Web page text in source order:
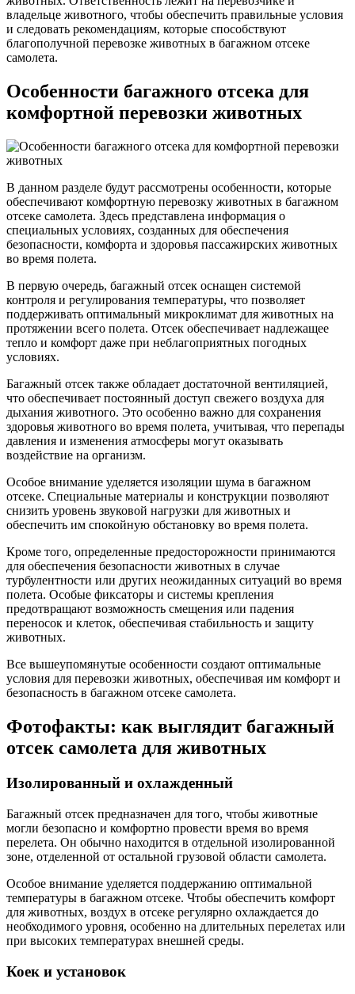
владельце животного, чтобы обеспечить правильные условия
и следовать рекомендациям, которые способствуют
благополучной перевозке животных в багажном отсеке
самолета.
Особенности багажного отсека для
комфортной перевозки животных
В данном разделе будут рассмотрены особенности, которые
обеспечивают комфортную перевозку животных в багажном
отсеке самолета. Здесь представлена информация о
специальных условиях, созданных для обеспечения
безопасности, комфорта и здоровья пассажирских животных
во время полета.
В первую очередь, багажный отсек оснащен системой
контроля и регулирования температуры, что позволяет
поддерживать оптимальный микроклимат для животных на
протяжении всего полета. Отсек обеспечивает надлежащее
тепло и комфорт даже при неблагоприятных погодных
условиях.
Багажный отсек также обладает достаточной вентиляцией,
что обеспечивает постоянный доступ свежего воздуха для
дыхания животного. Это особенно важно для сохранения
здоровья животного во время полета, учитывая, что перепады
давления и изменения атмосферы могут оказывать
воздействие на организм.
Особое внимание уделяется изоляции шума в багажном
отсеке. Специальные материалы и конструкции позволяют
снизить уровень звуковой нагрузки для животных и
обеспечить им спокойную обстановку во время полета.
Кроме того, определенные предосторожности принимаются
для обеспечения безопасности животных в случае
турбулентности или других неожиданных ситуаций во время
полета. Особые фиксаторы и системы крепления
предотвращают возможность смещения или падения
переносок и клеток, обеспечивая стабильность и защиту
животных.
Все вышеупомянутые особенности создают оптимальные
условия для перевозки животных, обеспечивая им комфорт и
безопасность в багажном отсеке самолета.
Фотофакты: как выглядит багажный
отсек самолета для животных
Изолированный и охлажденный
Багажный отсек предназначен для того, чтобы животные
могли безопасно и комфортно провести время во время
перелета. Он обычно находится в отдельной изолированной
зоне, отделенной от остальной грузовой области самолета.
Особое внимание уделяется поддержанию оптимальной
температуры в багажном отсеке. Чтобы обеспечить комфорт
для животных, воздух в отсеке регулярно охлаждается до
необходимого уровня, особенно на длительных перелетах или
при высоких температурах внешней среды.
Коек и установок